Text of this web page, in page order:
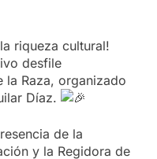
riqueza cultural!
desfile
Raza, organizado
Díaz.
de la
y la Regidora de